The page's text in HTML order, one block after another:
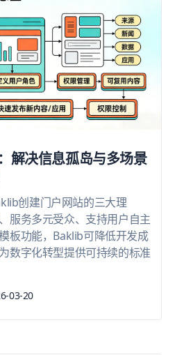
解决信息孤岛与多场景
创建门户网站的三大理
服务多元受众、支持用户自主
板功能，Baklib可降低开发成
数字化转型提供可持续的标准
03-20